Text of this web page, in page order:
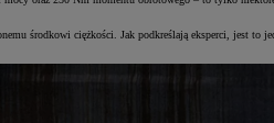
środkowi ciężkości. Jak podkreślają eksperci, jest to